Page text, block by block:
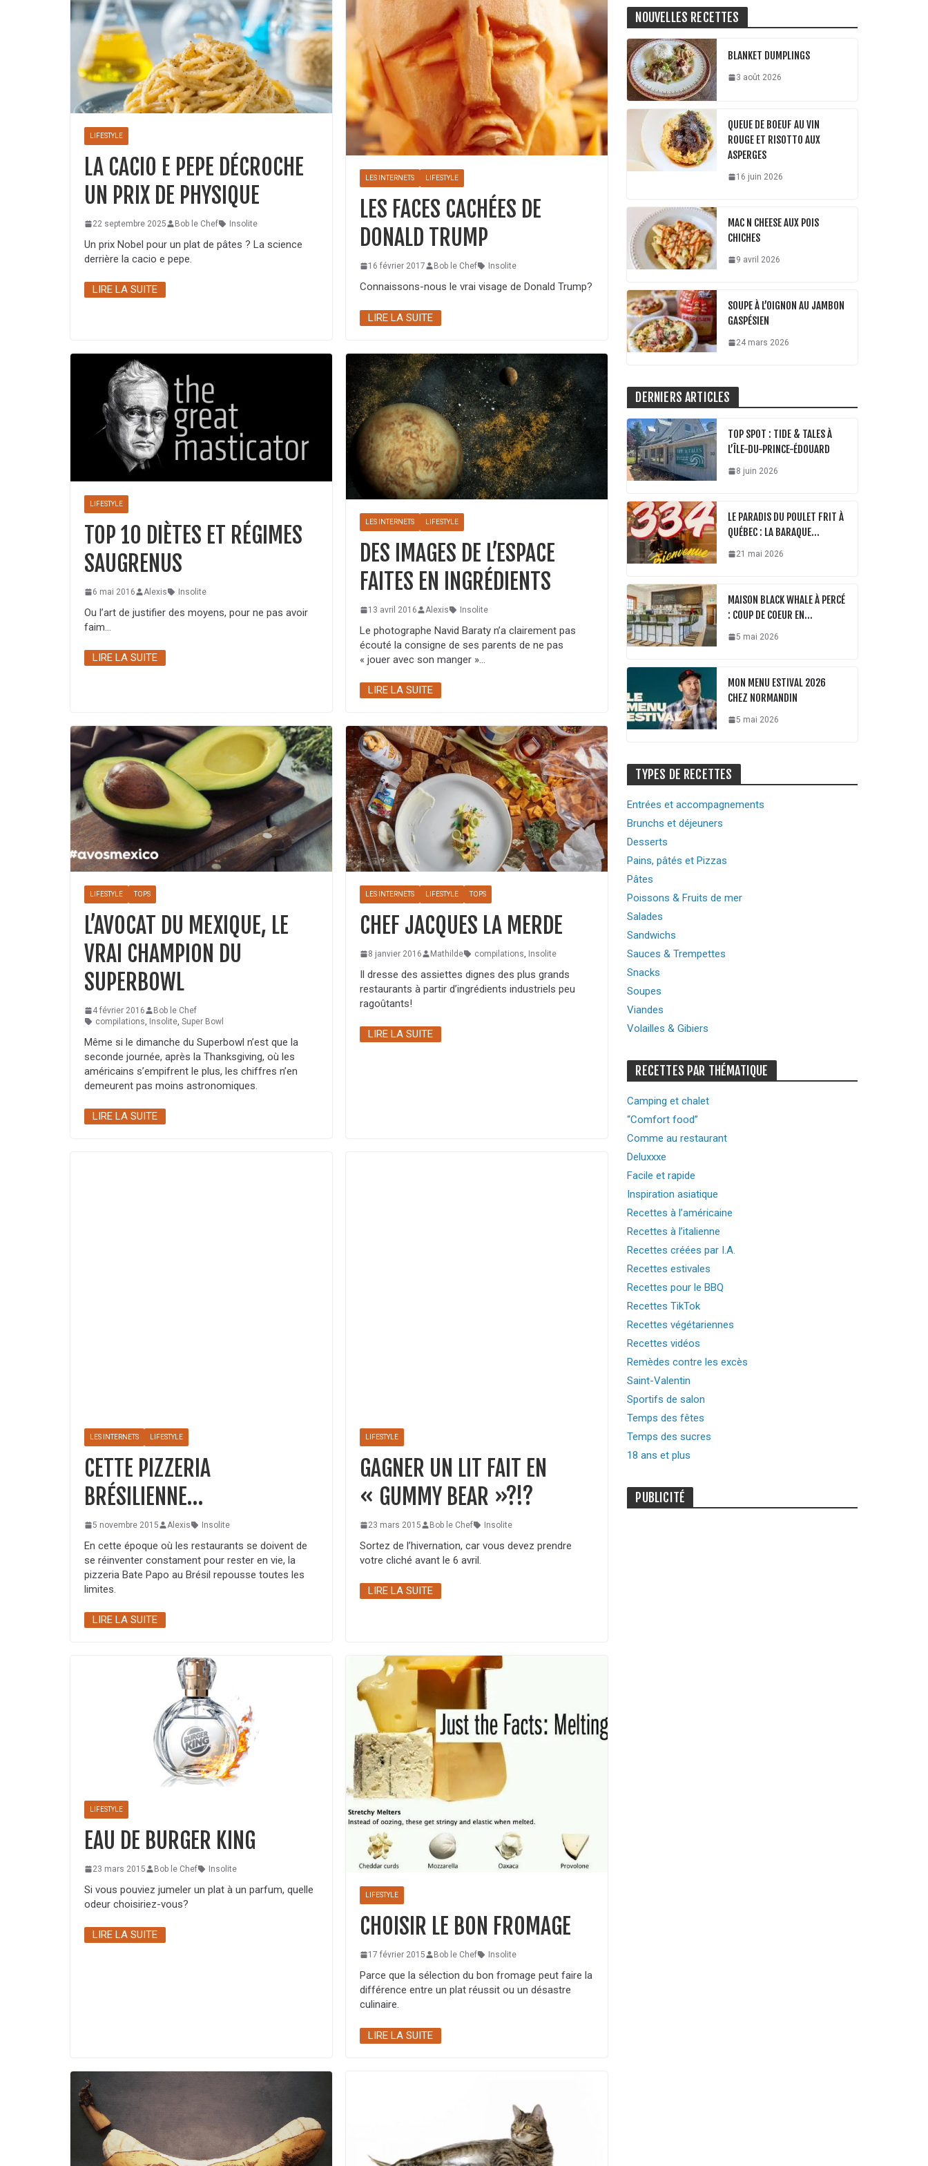
LIFESTYLE
LA CACIO E PEPE DÉCROCHE
UN PRIX DE PHYSIQUE
22 septembre 2025 Bob le Chef Insolite
Un prix Nobel pour un plat de pâtes ? La science
derrière la cacio e pepe.
LIRE LA SUITE
LES INTERNETS LIFESTYLE
LES FACES CACHÉES DE
DONALD TRUMP
16 février 2017 Bob le Chef Insolite
Connaissons-nous le vrai visage de Donald Trump?
LIRE LA SUITE
LIFESTYLE
TOP 10 DIÈTES ET RÉGIMES
SAUGRENUS
6 mai 2016 Alexis Insolite
Ou l’art de justifier des moyens, pour ne pas avoir
faim…
LIRE LA SUITE
LES INTERNETS LIFESTYLE
DES IMAGES DE L’ESPACE
FAITES EN INGRÉDIENTS
13 avril 2016 Alexis Insolite
Le photographe Navid Baraty n’a clairement pas
écouté la consigne de ses parents de ne pas
« jouer avec son manger »…
LIRE LA SUITE
LIFESTYLE TOPS
L’AVOCAT DU MEXIQUE, LE
VRAI CHAMPION DU
SUPERBOWL
4 février 2016
Bob le Chef
compilations, Insolite, Super Bowl
Même si le dimanche du Superbowl n’est que la
seconde journée, après la Thanksgiving, où les
américains s’empifrent le plus, les chiffres n’en
demeurent pas moins astronomiques.
LIRE LA SUITE
LES INTERNETS LIFESTYLE TOPS
CHEF JACQUES LA MERDE
8 janvier 2016 Mathilde compilations, Insolite
Il dresse des assiettes dignes des plus grands
restaurants à partir d’ingrédients industriels peu
ragoûtants!
LIRE LA SUITE
LES INTERNETS LIFESTYLE
CETTE PIZZERIA
BRÉSILIENNE…
5 novembre 2015 Alexis Insolite
En cette époque où les restaurants se doivent de
se réinventer constament pour rester en vie, la
pizzeria Bate Papo au Brésil repousse toutes les
limites.
LIRE LA SUITE
LIFESTYLE
GAGNER UN LIT FAIT EN
« GUMMY BEAR »?!?
23 mars 2015 Bob le Chef Insolite
Sortez de l’hivernation, car vous devez prendre
votre cliché avant le 6 avril.
LIRE LA SUITE
LIFESTYLE
EAU DE BURGER KING
23 mars 2015 Bob le Chef Insolite
Si vous pouviez jumeler un plat à un parfum, quelle
odeur choisiriez-vous?
LIRE LA SUITE
LIFESTYLE
CHOISIR LE BON FROMAGE
17 février 2015 Bob le Chef Insolite
Parce que la sélection du bon fromage peut faire la
différence entre un plat réussit ou un désastre
culinaire.
LIRE LA SUITE
NOUVELLES RECETTES
BLANKET DUMPLINGS
3 août 2026
QUEUE DE BOEUF AU VIN
ROUGE ET RISOTTO AUX
ASPERGES
16 juin 2026
MAC N CHEESE AUX POIS
CHICHES
9 avril 2026
SOUPE À L’OIGNON AU JAMBON
GASPÉSIEN
24 mars 2026
DERNIERS ARTICLES
TOP SPOT : TIDE & TALES À
L’ÎLE-DU-PRINCE-ÉDOUARD
8 juin 2026
LE PARADIS DU POULET FRIT À
QUÉBEC : LA BARAQUE…
21 mai 2026
MAISON BLACK WHALE À PERCÉ
: COUP DE COEUR EN…
5 mai 2026
MON MENU ESTIVAL 2026
CHEZ NORMANDIN
5 mai 2026
TYPES DE RECETTES
Entrées et accompagnements
Brunchs et déjeuners
Desserts
Pains, pâtés et Pizzas
Pâtes
Poissons & Fruits de mer
Salades
Sandwichs
Sauces & Trempettes
Snacks
Soupes
Viandes
Volailles & Gibiers
RECETTES PAR THÉMATIQUE
Camping et chalet
“Comfort food”
Comme au restaurant
Deluxxxe
Facile et rapide
Inspiration asiatique
Recettes à l’américaine
Recettes à l’italienne
Recettes créées par I.A.
Recettes estivales
Recettes pour le BBQ
Recettes TikTok
Recettes végétariennes
Recettes vidéos
Remèdes contre les excès
Saint-Valentin
Sportifs de salon
Temps des fêtes
Temps des sucres
18 ans et plus
PUBLICITÉ